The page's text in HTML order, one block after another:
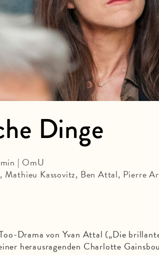
Dinge
| OmU
Kassovitz, Ben Attal, Pierre
Drama von Yvan Attal („Die
herausragenden Charlotte